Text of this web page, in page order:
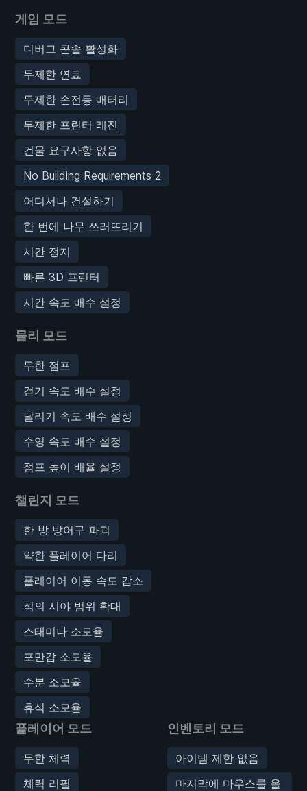
게임 모드
디버그 콘솔 활성화
무제한 연료
무제한 손전등 배터리
무제한 프린터 레진
건물 요구사항 없음
No Building Requirements 2
어디서나 건설하기
한 번에 나무 쓰러뜨리기
시간 정지
빠른 3D 프린터
시간 속도 배수 설정
물리 모드
무한 점프
걷기 속도 배수 설정
달리기 속도 배수 설정
수영 속도 배수 설정
점프 높이 배율 설정
챌린지 모드
한 방 방어구 파괴
약한 플레이어 다리
플레이어 이동 속도 감소
적의 시야 범위 확대
스태미나 소모율
포만감 소모율
수분 소모율
휴식 소모율
플레이어 모드
무한 체력
체력 리필
인벤토리 모드
아이템 제한 없음
마지막에 마우스를 올